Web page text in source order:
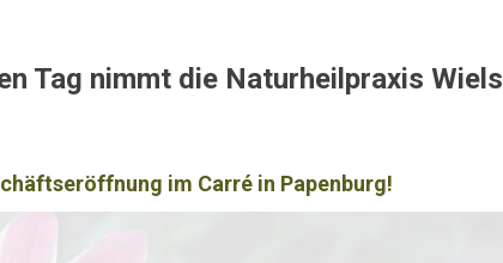
Tag nimmt die Naturheilpraxis Wiels
im Carré in Papenburg!